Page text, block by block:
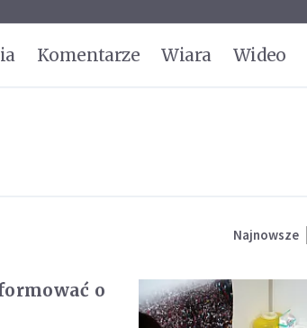
Komentarze Wiara Wideo
Najnowsze
o